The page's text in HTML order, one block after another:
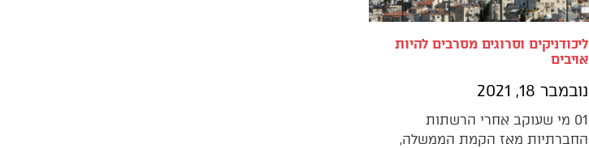
ליכודניקים וסרוגים מסרבים להיות
אויבים
נובמבר 18, 2021
01 מי שעוקב אחרי הרשתות
החברתיות מאז הקמת הממשלה,